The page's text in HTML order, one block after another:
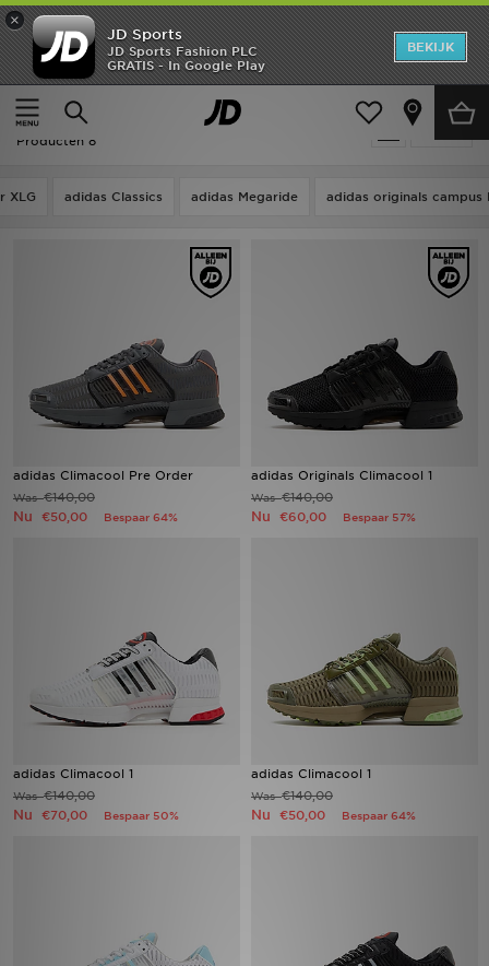
×
JD Sports
JD Sports Fashion PLC
GRATIS - In Google Play
BEKIJK
Thuis
Adidas Originals Climacool
Adidas Originals Climacool
Producten 8
XLG adidas Classics adidas Megaride adidas originals campus
adidas Climacool Pre Order
Was€140,00
Nu €50,00 Bespaar 64%
adidas Originals Climacool 1
Was€140,00
Nu €60,00 Bespaar 57%
adidas Climacool 1
Was€140,00
Nu €70,00 Bespaar 50%
adidas Climacool 1
Was€140,00
Nu €50,00 Bespaar 64%
New In
Heren
Dames
Sport
Klantenservice